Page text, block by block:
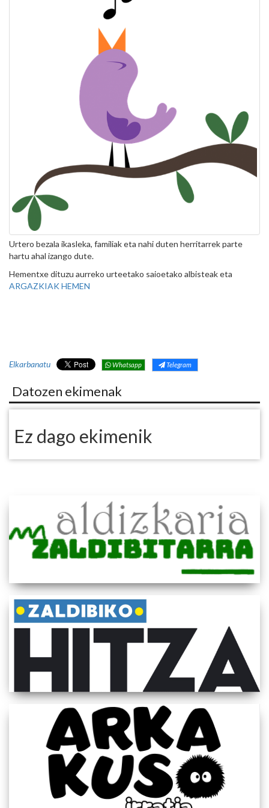
Urtero bezala ikasleka, familiak eta nahi duten herritarrek parte
hartu ahal izango dute.
Hementxe dituzu aurreko urteetako saioetako albisteak eta
ARGAZKIAK HEMEN
Elkarbanatu Whatsapp Telegram
Datozen ekimenak
Ez dago ekimenik